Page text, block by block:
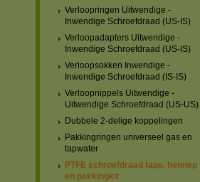
Verloopringen Uitwendige -
Inwendige Schroefdraad (US-IS)
Verloopadapters Uitwendige -
Inwendige Schroefdraad (US-IS)
Verloopsokken Inwendige -
Inwendige Schroefdraad (IS-IS)
Verloopnippels Uitwendige -
Uitwendige Schroefdraad (US-US)
Dubbele 2-delige koppelingen
Pakkingringen universeel gas en
tapwater
PTFE schroefdraad tape, hennep
en pakkingkit